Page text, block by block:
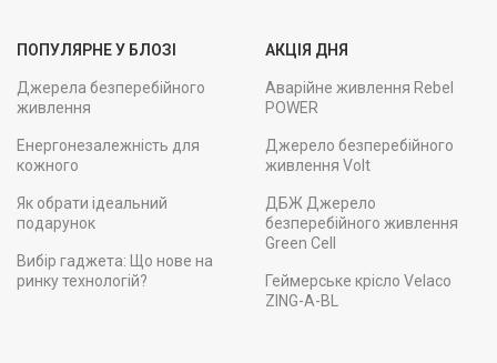
ПОПУЛЯРНЕ У БЛОЗІ
Джерела безперебійного
живлення
Енергонезалежність для
кожного
Як обрати ідеальний
подарунок
Вибір гаджета: Що нове на
ринку технологій?
АКЦІЯ ДНЯ
Аварійне живлення Rebel
POWER
Джерело безперебійного
живлення Volt
ДБЖ Джерело
безперебійного живлення
Green Cell
Геймерське крісло Velaco
ZING-A-BL